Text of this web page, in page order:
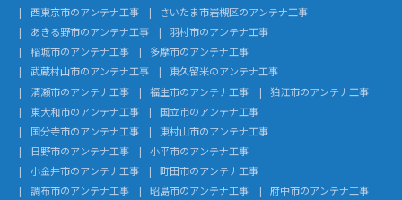
西東京市のアンテナ工事
さいたま市岩槻区のアンテナ工事
あきる野市のアンテナ工事
羽村市のアンテナ工事
稲城市のアンテナ工事
多摩市のアンテナ工事
武蔵村山市のアンテナ工事
東久留米のアンテナ工事
清瀬市のアンテナ工事
福生市のアンテナ工事
狛江市のアンテナ工事
東大和市のアンテナ工事
国立市のアンテナ工事
国分寺市のアンテナ工事
東村山市のアンテナ工事
日野市のアンテナ工事
小平市のアンテナ工事
小金井市のアンテナ工事
町田市のアンテナ工事
調布市のアンテナ工事
昭島市のアンテナ工事
府中市のアンテナ工事